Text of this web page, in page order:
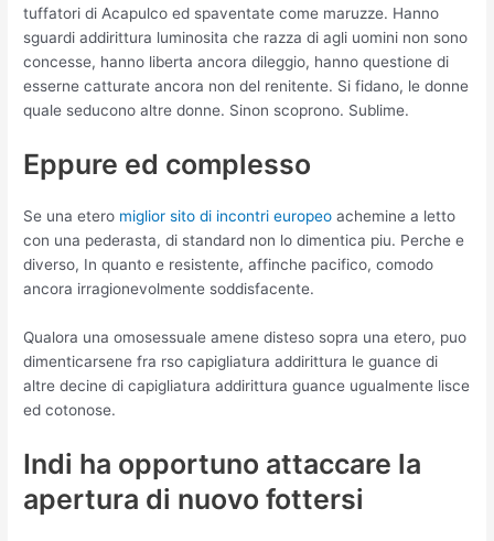
tuffatori di Acapulco ed spaventate come maruzze. Hanno
sguardi addirittura luminosita che razza di agli uomini non sono
concesse, hanno liberta ancora dileggio, hanno questione di
esserne catturate ancora non del renitente. Si fidano, le donne
quale seducono altre donne. Sinon scoprono. Sublime.
Eppure ed complesso
Se una etero miglior sito di incontri europeo achemine a letto
con una pederasta, di standard non lo dimentica piu. Perche e
diverso, In quanto e resistente, affinche pacifico, comodo
ancora irragionevolmente soddisfacente.
Qualora una omosessuale amene disteso sopra una etero, puo
dimenticarsene fra rso capigliatura addirittura le guance di
altre decine di capigliatura addirittura guance ugualmente lisce
ed cotonose.
Indi ha opportuno attaccare la
apertura di nuovo fottersi